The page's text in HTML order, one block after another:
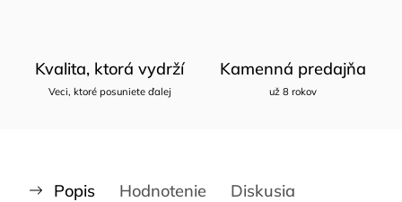
Kvalita, ktorá vydrží
Veci, ktoré posuniete ďalej
Kamenná predajňa
už 8 rokov
Popis Hodnotenie Diskusia